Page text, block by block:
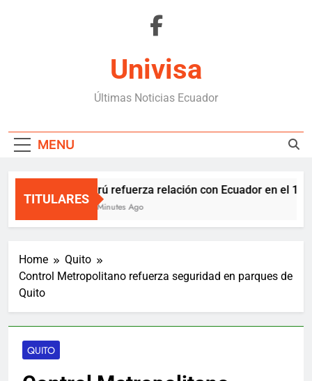
Univisa
Últimas Noticias Ecuador
MENU
TITULARES
Perú refuerza relación con Ecuador en el 10
29 Minutes Ago
Home
Quito
Control Metropolitano refuerza seguridad en parques de
Quito
QUITO